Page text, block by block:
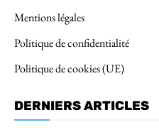
Mentions légales
Politique de confidentialité
Politique de cookies (UE)
DERNIERS ARTICLES